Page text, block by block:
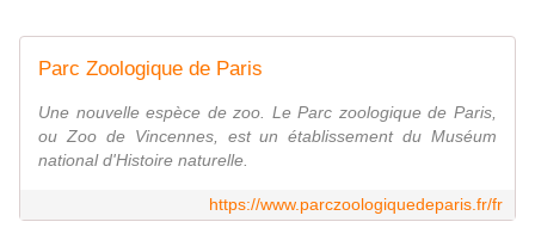
Parc Zoologique de Paris
Une nouvelle espèce de zoo. Le Parc zoologique de Paris,
ou Zoo de Vincennes, est un établissement du Muséum
national d'Histoire naturelle.
https://www.parczoologiquedeparis.fr/fr